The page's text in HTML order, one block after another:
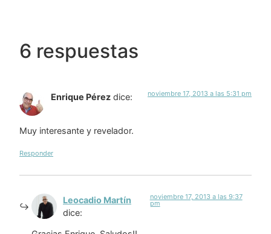
6 respuestas
Enrique Pérez dice: noviembre 17, 2013 a las 5:31 pm
Muy interesante y revelador.
Responder
Leocadio Martín
dice:
noviembre 17, 2013 a las 9:37
pm